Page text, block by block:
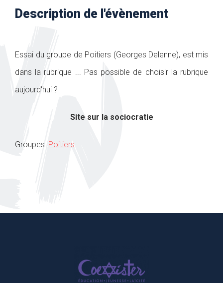
Description de l'évènement
Essai du groupe de Poitiers (Georges Delenne), est mis
dans la rubrique ... Pas possible de choisir la rubrique
aujourd'hui ?
Site sur la sociocratie
Groupes: Poitiers